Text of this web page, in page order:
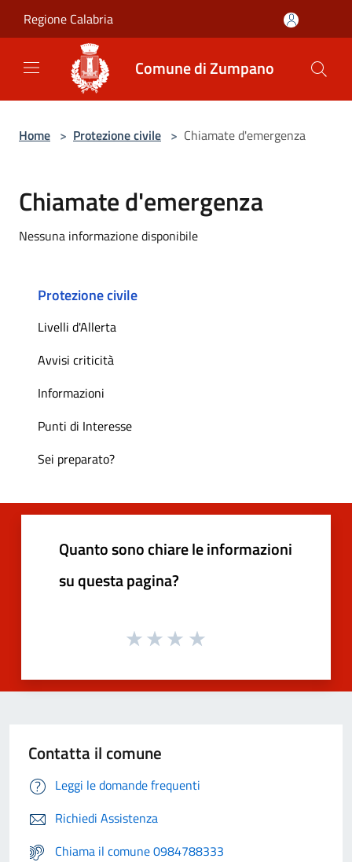
Regione Calabria
Comune di Zumpano
Home > Protezione civile > Chiamate d'emergenza
Chiamate d'emergenza
Nessuna informazione disponibile
Protezione civile
Livelli d'Allerta
Avvisi criticità
Informazioni
Punti di Interesse
Sei preparato?
Quanto sono chiare le informazioni
su questa pagina?
Contatta il comune
Leggi le domande frequenti
Richiedi Assistenza
Chiama il comune 0984788333